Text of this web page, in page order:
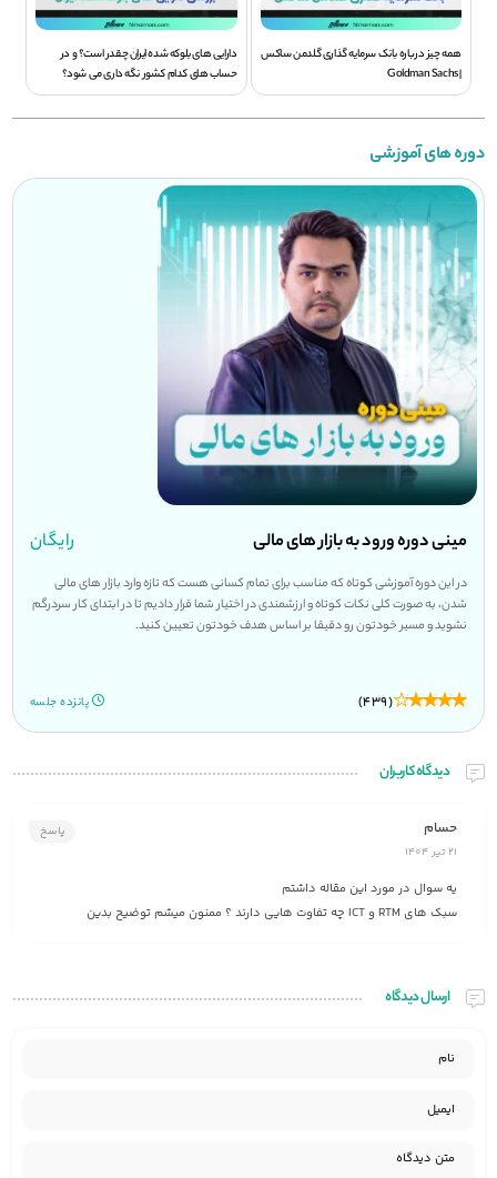
همه چیز درباره بانک سرمایه گذاری گلدمن ساکس
| Goldman Sachs
دارایی های بلوکه شده ایران چقدر است؟ و در
حساب های کدام کشور نگه داری می شود؟
دوره های آموزشی
مینی دوره ورود به بازار های مالی رایگان
در این دوره آموزشی کوتاه که مناسب برای تمام کسانی هست که تازه وارد بازار های مالی
شدن، به صورت کلی نکات کوتاه و ارزشمندی در اختیار شما قرار دادیم تا در ابتدای کار سردرگم
نشوید و مسیر خودتون رو دقیقا بر اساس هدف خودتون تعیین کنید.
(439) پانزده جلسه
دیدگاه کاربران
حسام
21 تیر 1404
پاسخ
یه سوال در مورد این مقاله داشتم
سبک های RTM و ICT چه تفاوت هایی دارند ؟ ممنون میشم توضیح بدین
ارسال دیدگاه